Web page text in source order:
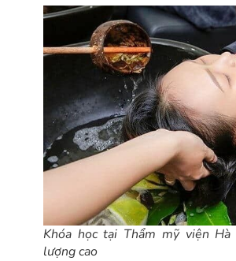
Khóa học tại Thẩm mỹ viện
lượng cao